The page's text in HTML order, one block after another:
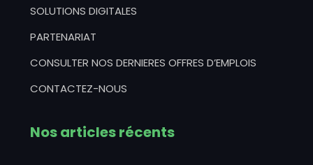
SOLUTIONS DIGITALES
PARTENARIAT
CONSULTER NOS DERNIERES OFFRES D’EMPLOIS
CONTACTEZ-NOUS
Nos articles récents